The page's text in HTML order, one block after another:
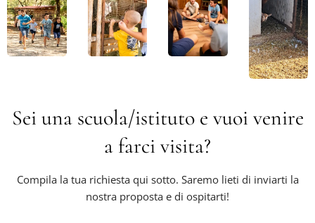
Sei una scuola/istituto e vuoi venire
a farci visita?
Compila la tua richiesta qui sotto. Saremo lieti di inviarti la
nostra proposta e di ospitarti!